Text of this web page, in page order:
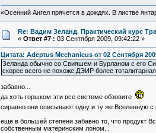
«Осенний Ангел прячется в дождях. В листве
Re: Вадим Зеланд. Практический курс
« Ответ #7 : 03 Сентября 2009, 09:42:22 »
Цитата: Adeptus Mechanicus от 02 Сентября
Зеланда обычно со Свияшем и Бурланом с его
скорее всего не похоже,ДЭИР более
забавно...
да хоть горшком эти все системе обзовите
сиравно они описывают одну и ту же Вселенную
еще в большей степени забавно то, что продукт
собственным материнским лоном...